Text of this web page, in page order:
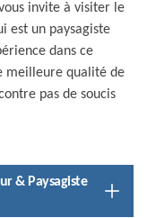
invite à visiter le
est un paysagiste
dans ce
meilleure qualité de
pas de soucis
& Paysagiste